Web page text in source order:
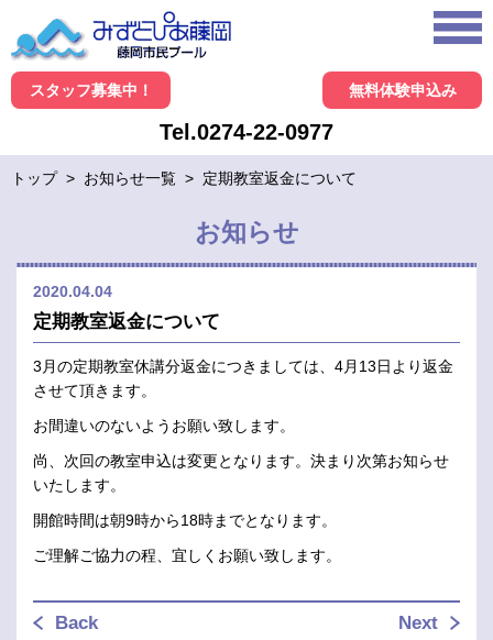
スタッフ募集中！ 無料体験申込み
Tel.0274-22-0977
トップ > お知らせ一覧 > 定期教室返金について
お知らせ
2020.04.04
定期教室返金について
3月の定期教室休講分返金につきましては、4月13日より返金
させて頂きます。
お間違いのないようお願い致します。
尚、次回の教室申込は変更となります。決まり次第お知らせ
いたします。
開館時間は朝9時から18時までとなります。
ご理解ご協力の程、宜しくお願い致します。
Back Next